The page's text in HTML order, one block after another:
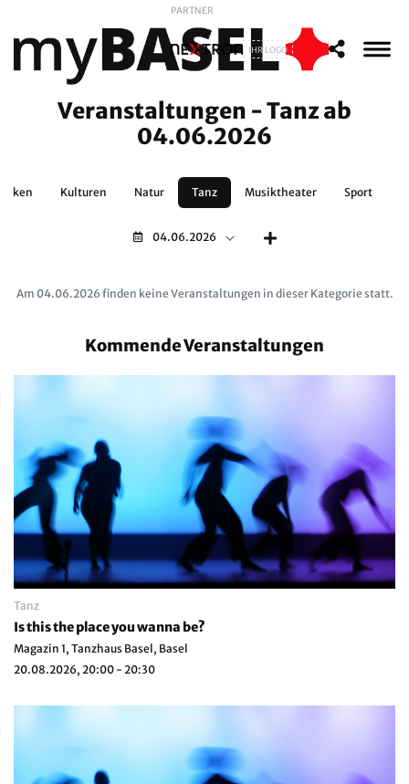
PARTNER
IHR LOGO
Veranstaltungen - Tanz ab
04.06.2026
Kulturen Natur Tanz Musiktheater Sport
04.06.2026
Am 04.06.2026 finden keine Veranstaltungen in dieser Kategorie statt.
Kommende Veranstaltungen
Tanz
Is this the place you wanna be?
Magazin 1, Tanzhaus Basel, Basel
20.08.2026, 20:00 - 20:30